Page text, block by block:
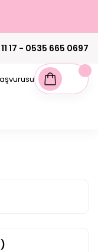
17 - 0535 665 0697